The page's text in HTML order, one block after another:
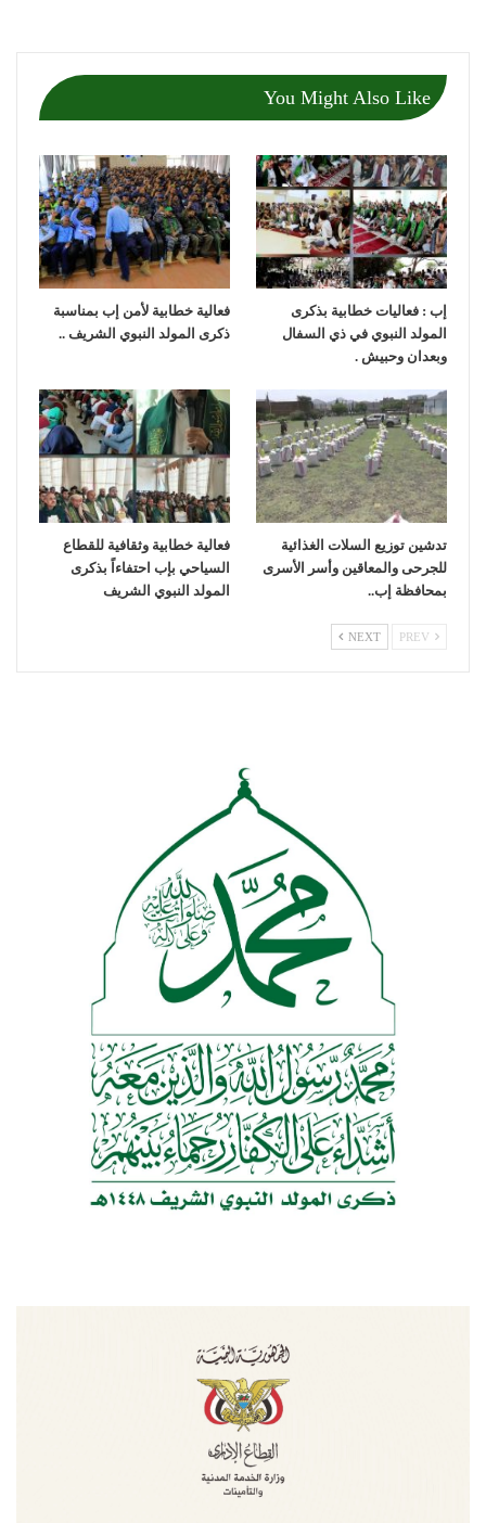
You Might Also Like
إب : فعاليات خطابية بذكرى
المولد النبوي في ذي السفال
وبعدان وحبيش .
فعالية خطابية لأمن إب بمناسبة
ذكرى المولد النبوي الشريف ..
تدشين توزيع السلات الغذائية
للجرحى والمعاقين وأسر الأسرى
بمحافظة إب..
فعالية خطابية وثقافية للقطاع
السياحي بإب احتفاءاً بذكرى
المولد النبوي الشريف
NEXT